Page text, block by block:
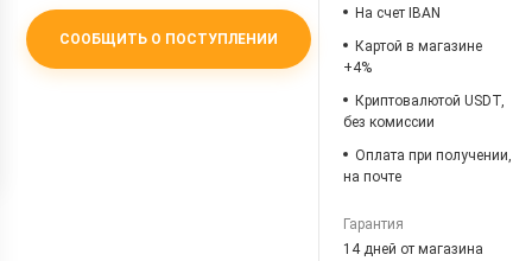
СООБЩИТЬ О ПОСТУПЛЕНИИ
На счет IBAN
Картой в магазине
+4%
Криптовалютой USDT,
без комиссии
Оплата при получении,
на почте
Гарантия
14 дней от магазина